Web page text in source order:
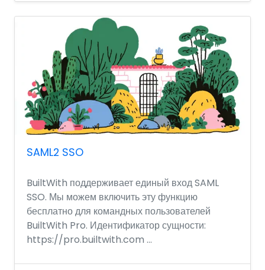
SAML2 SSO
BuiltWith поддерживает единый вход SAML
SSO. Мы можем включить эту функцию
бесплатно для командных пользователей
BuiltWith Pro. Идентификатор сущности:
https://pro.builtwith.com ...